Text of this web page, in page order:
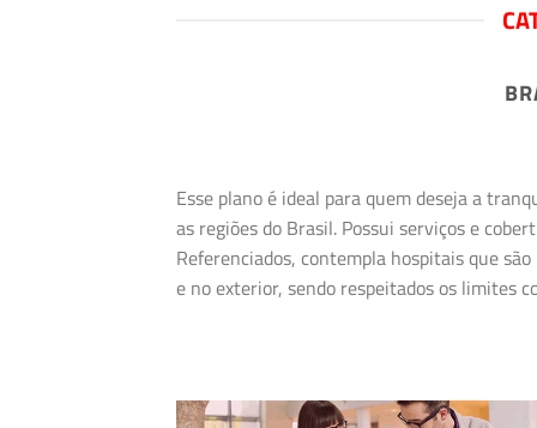
Esse plano é ideal para quem deseja a
as regiões do Brasil. Possui serviços e
Referenciados, contempla hospitais que
e no exterior, sendo respeitados os limites